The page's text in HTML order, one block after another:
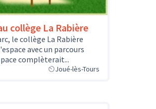
collège La Rabière
le collège La Rabière
avec un parcours
complèterait...
Joué-lès-Tours